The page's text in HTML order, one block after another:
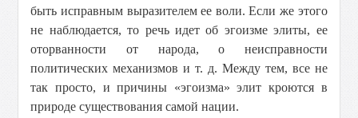
быть исправным выразителем ее воли. Если же этого
не наблюдается, то речь идет об эгоизме элиты, ее
оторванности от народа, о неисправности
политических механизмов и т. д. Между тем, все не
так просто, и причины «эгоизма» элит кроются в
природе существования самой нации.